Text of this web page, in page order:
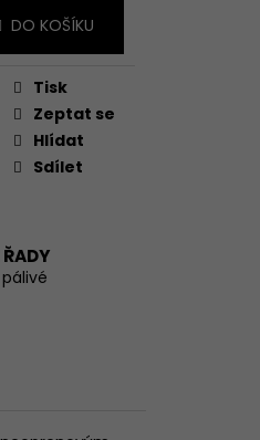
DO KOŠÍKU
Tisk
Zeptat se
Hlídat
Sdílet